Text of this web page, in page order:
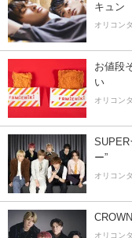
キュン
オリコン
お値段
い
オリコン
ー”
オリコン
オリコン